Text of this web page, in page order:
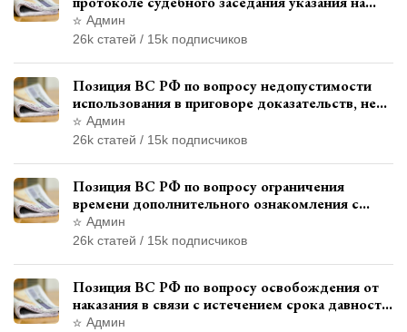
возможность выступления в прениях сторон
при наличии аудиозаписи
Админ
26k статей / 15k подписчиков
Позиция ВС РФ по вопросу недопустимости
использования в приговоре доказательств, не
исследованных в судебном заседании
Админ
26k статей / 15k подписчиков
Позиция ВС РФ по вопросу ограничения
времени дополнительного ознакомления с
материалами уголовного дела
Админ
26k статей / 15k подписчиков
Позиция ВС РФ по вопросу освобождения от
наказания в связи с истечением срока давности
уголовного преследования
Админ